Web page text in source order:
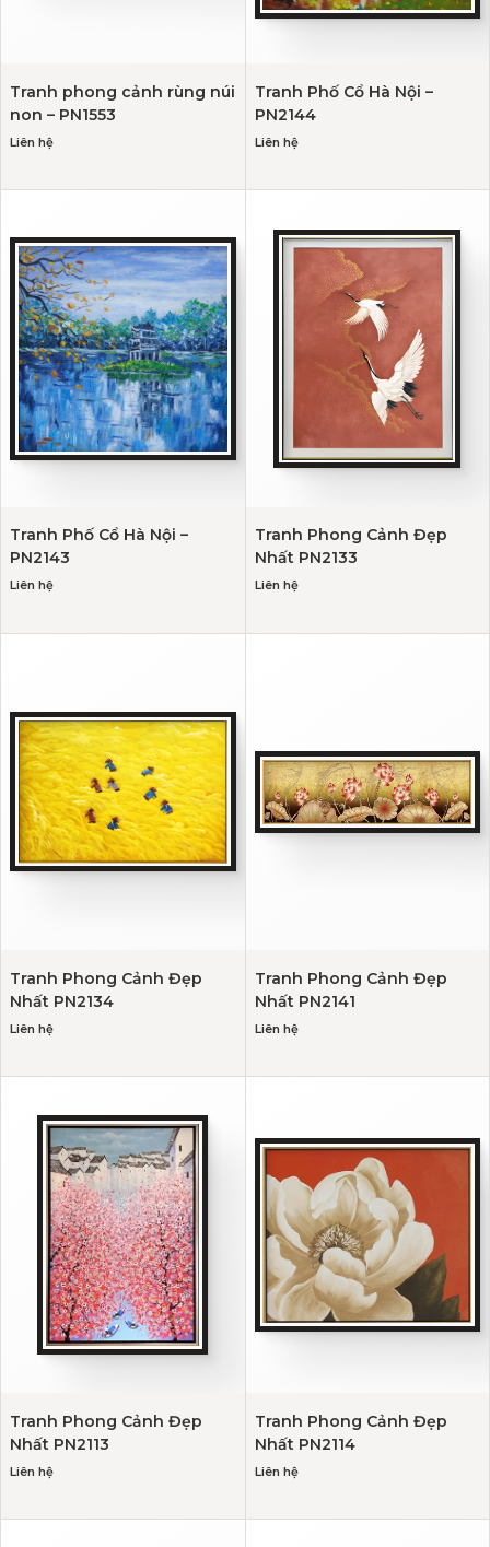
Tranh phong cảnh rùng núi
non – PN1553
Liên hệ
Tranh Phố Cổ Hà Nội –
PN2144
Liên hệ
Tranh Phố Cổ Hà Nội –
PN2143
Liên hệ
Tranh Phong Cảnh Đẹp
Nhất PN2133
Liên hệ
Tranh Phong Cảnh Đẹp
Nhất PN2134
Liên hệ
Tranh Phong Cảnh Đẹp
Nhất PN2141
Liên hệ
Tranh Phong Cảnh Đẹp
Nhất PN2113
Liên hệ
Tranh Phong Cảnh Đẹp
Nhất PN2114
Liên hệ